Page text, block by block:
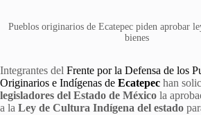
Pueblos originarios de Ecatepec piden aprobar
bienes
Integrantes del Frente por la Defensa de los
Originarios e Indígenas de Ecatepec han
legisladores del Estado de México la
a la Ley de Cultura Indígena del estado